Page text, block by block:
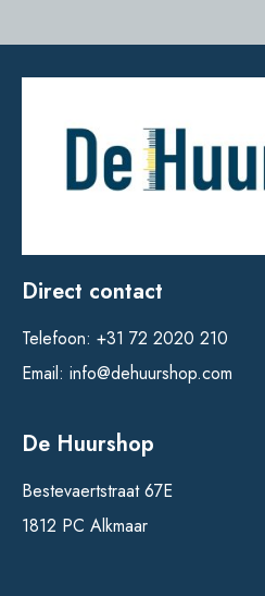
Direct contact
Telefoon: +31 72 2020 210
Email: info@dehuurshop.com
De Huurshop
Bestevaertstraat 67E
1812 PC Alkmaar